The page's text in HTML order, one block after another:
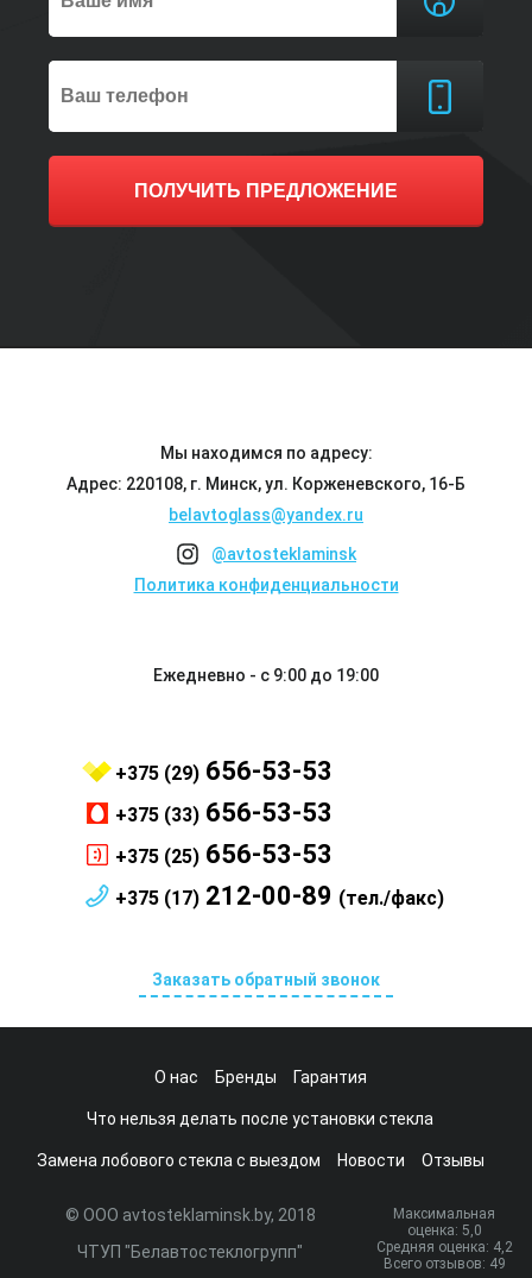
ПОЛУЧИТЬ ПРЕДЛОЖЕНИЕ
Мы находимся по адресу:
Адрес: 220108, г. Минск, ул. Корженевского, 16-Б
belavtoglass@yandex.ru
@avtosteklaminsk
Политика конфиденциальности
Ежедневно - с 9:00 до 19:00
+375 (29) 656-53-53
+375 (33) 656-53-53
+375 (25) 656-53-53
+375 (17) 212-00-89 (тел./факс)
Заказать обратный звонок
О нас Бренды Гарантия
Что нельзя делать после установки стекла
Замена лобового стекла с выездом Новости Отзывы
© ООО avtosteklaminsk.by, 2018
ЧТУП "Белавтостеклогрупп"
Максимальная
оценка: 5,0
Средняя оценка: 4,2
Всего отзывов: 49